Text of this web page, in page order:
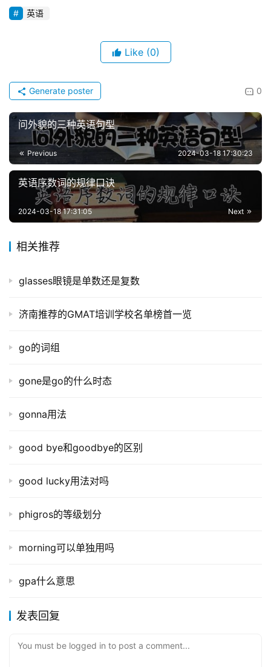
英语
Like (0)
0
Generate poster
问外貌的三种英语句型
Previous 2024-03-18 17:30:23
英语序数词的规律口诀
Next
2024-03-18 17:31:05
相关推荐
glasses眼镜是单数还是复数
济南推荐的GMAT培训学校名单榜首一览
go的词组
gone是go的什么时态
gonna用法
good bye和goodbye的区别
good lucky用法对吗
phigros的等级划分
morning可以单独用吗
gpa什么意思
发表回复
You must be logged in to post a comment...